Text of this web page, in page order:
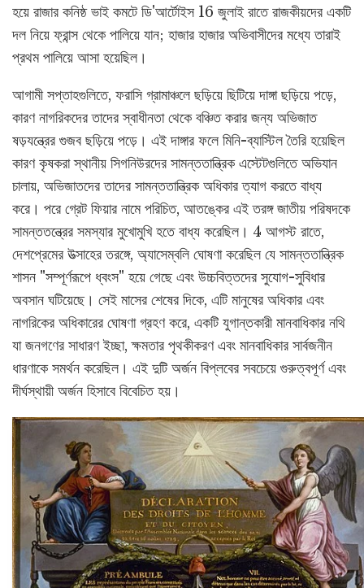
হয়ে রাজার কনিষ্ঠ ভাই কমটে ডি'আর্টোইস 16 জুলাই রাতে রাজকীয়দের একটি
দল নিয়ে ফ্রান্স থেকে পালিয়ে যান; হাজার হাজার অভিবাসীদের মধ্যে তারাই
প্রথম পালিয়ে আসা হয়েছিল।
আগামী সপ্তাহগুলিতে, ফরাসি গ্রামাঞ্চলে ছড়িয়ে ছিটিয়ে দাঙ্গা ছড়িয়ে পড়ে,
কারণ নাগরিকদের তাদের স্বাধীনতা থেকে বঞ্চিত করার জন্য অভিজাত
ষড়যন্ত্রের গুজব ছড়িয়ে পড়ে। এই দাঙ্গার ফলে মিনি-ব্যাস্টিল তৈরি হয়েছিল
কারণ কৃষকরা স্থানীয় সিগনিউরদের সামন্ততান্ত্রিক এস্টেটগুলিতে অভিযান
চালায়, অভিজাতদের তাদের সামন্ততান্ত্রিক অধিকার ত্যাগ করতে বাধ্য
করে। পরে গ্রেট ফিয়ার নামে পরিচিত, আতঙ্কের এই তরঙ্গ জাতীয় পরিষদকে
সামন্ততন্ত্রের সমস্যার মুখোমুখি হতে বাধ্য করেছিল। 4 আগস্ট রাতে,
দেশপ্রেমের উত্সাহের তরঙ্গে, অ্যাসেম্বলি ঘোষণা করেছিল যে সামন্ততান্ত্রিক
শাসন "সম্পূর্ণরূপে ধ্বংস" হয়ে গেছে এবং উচ্চবিত্তদের সুযোগ-সুবিধার
অবসান ঘটিয়েছে। সেই মাসের শেষের দিকে, এটি মানুষের অধিকার এবং
নাগরিকের অধিকারের ঘোষণা গ্রহণ করে, একটি যুগান্তকারী মানবাধিকার নথি
যা জনগণের সাধারণ ইচ্ছা, ক্ষমতার পৃথকীকরণ এবং মানবাধিকার সার্বজনীন
ধারণাকে সমর্থন করেছিল। এই দুটি অর্জন বিপ্লবের সবচেয়ে গুরুত্বপূর্ণ এবং
দীর্ঘস্থায়ী অর্জন হিসাবে বিবেচিত হয়।